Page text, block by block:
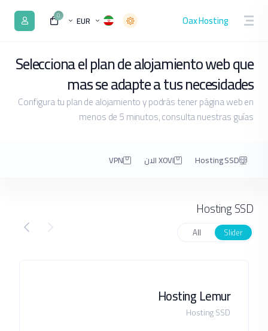
Oax Hosting
EUR
0
Selecciona el plan de alojamiento web que
mas se adapte a tus necesidades
Configura tu plan de alojamiento y podrás tener página web en
menos de 5 minutos, consulta nuestras guías
Hosting SSD XOVI الان VPN
Hosting SSD
Slider
All
Hosting Lemur
Hosting SSD